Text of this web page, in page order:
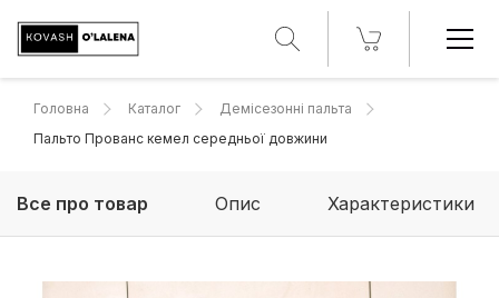
Головна Каталог
Демісезонні пальта
Пальто Прованс кемел середньої довжини
Все про товар Опис Характеристики